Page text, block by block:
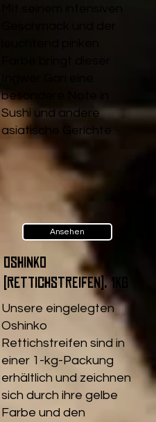
besondere Note in
Sushi und andere
asiatische Gerichte.
Ansehen
Oshinko
(Rettichstreifen), 1kg
Unsere eingelegten
Oshinko
Rettichstreifen sind in
einer 1-kg-Packung
erhältlich und zeichnen
sich durch ihre gelbe
Farbe und den